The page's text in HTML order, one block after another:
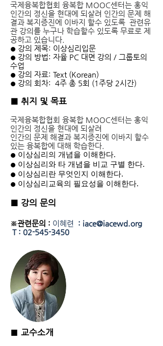
국제융복합협회 융복합 MOOC센터는 홍익
인간의 정신을 현대에 되살려 인간의 문제 해
결과 복지증진에 이바지 할수 있도록 관련유
관 강의를 누구나 학습할수 있도록 무료로 제
공하고 있습니다.
● 강의 제목: 이상심리입문
● 강의 방법: 자율 PC 대면 강의 / 그룹토의
수업
● 강의 자료: Text (Korean)
● 강의 회차: 4주 총 5회 (1주당 2시간)
■ 취지 및 목표
국제융복합협회 융복합 MOOC센터는 홍익
인간의 정신을 현대에 되살려
인간의 문제 해결과 복지증진에 이바지 할수
있는 융복합에 대해 학습한다.
● 이상심리의 개념을 이해한다.
● 이상심리와 타 개념을 비교 구별 한다.
● 이상심리란 무엇인지 이해한다.
● 이상심리교육의 필요성을 이해한다.
■ 강의 문의
※관련문의 : 이혜련 : iace@iacewd.org
T : 02-545-3450
​■ 교수소개